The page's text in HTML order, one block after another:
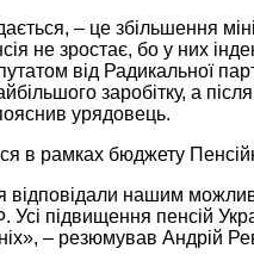
– це збільшення
не зростає, бо у них
від Радикальної
заробітку, а
урядовець.
в рамках бюджету
нашим
підвищення пенсій
– резюмував Андрій